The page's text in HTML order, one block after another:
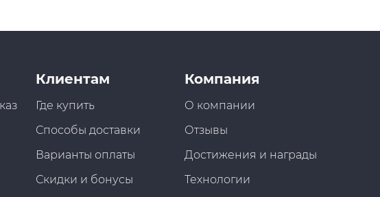
Клиентам
Где купить
Способы доставки
Варианты оплаты
Скидки и бонусы
Компания
О компании
Отзывы
Достижения и награды
Технологии